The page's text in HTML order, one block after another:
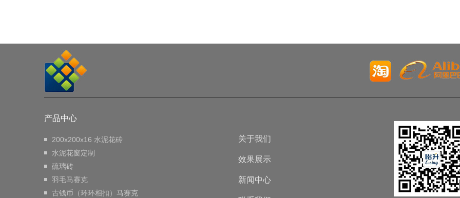
产品中心
200x200x16 水泥花砖
水泥花窗定制
硫璃砖
羽毛马赛克
古钱币（环环相扣）马赛克
关于我们
效果展示
新闻中心